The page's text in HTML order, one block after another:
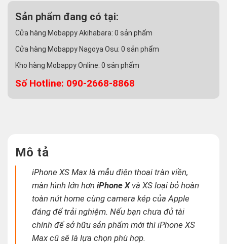
Sản phẩm đang có tại:
Cửa hàng Mobappy Akihabara: 0 sản phẩm
Cửa hàng Mobappy Nagoya Osu: 0 sản phẩm
Kho hàng Mobappy Online: 0 sản phẩm
Số Hotline: 090-2668-8868
Mô tả
iPhone XS Max là mẫu điện thoại tràn viền,
màn hình lớn hơniPhone Xvà XS loại bỏ hoàn
toàn nút home cùng camera kép của Apple
đáng để trải nghiệm. Nếu bạn chưa đủ tài
chính để sở hữu sản phẩm mới thì iPhone XS
Max cũ sẽ là lựa chọn phù hợp.